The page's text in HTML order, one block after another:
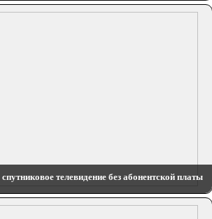
телевидение без абонентской платы